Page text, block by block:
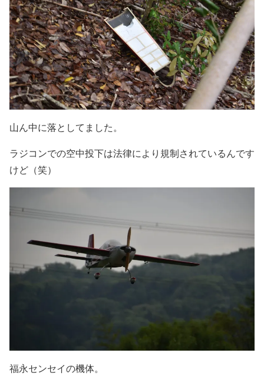
山ん中に落としてました。
ラジコンでの空中投下は法律により規制されているんです
けど（笑）
福永センセイの機体。